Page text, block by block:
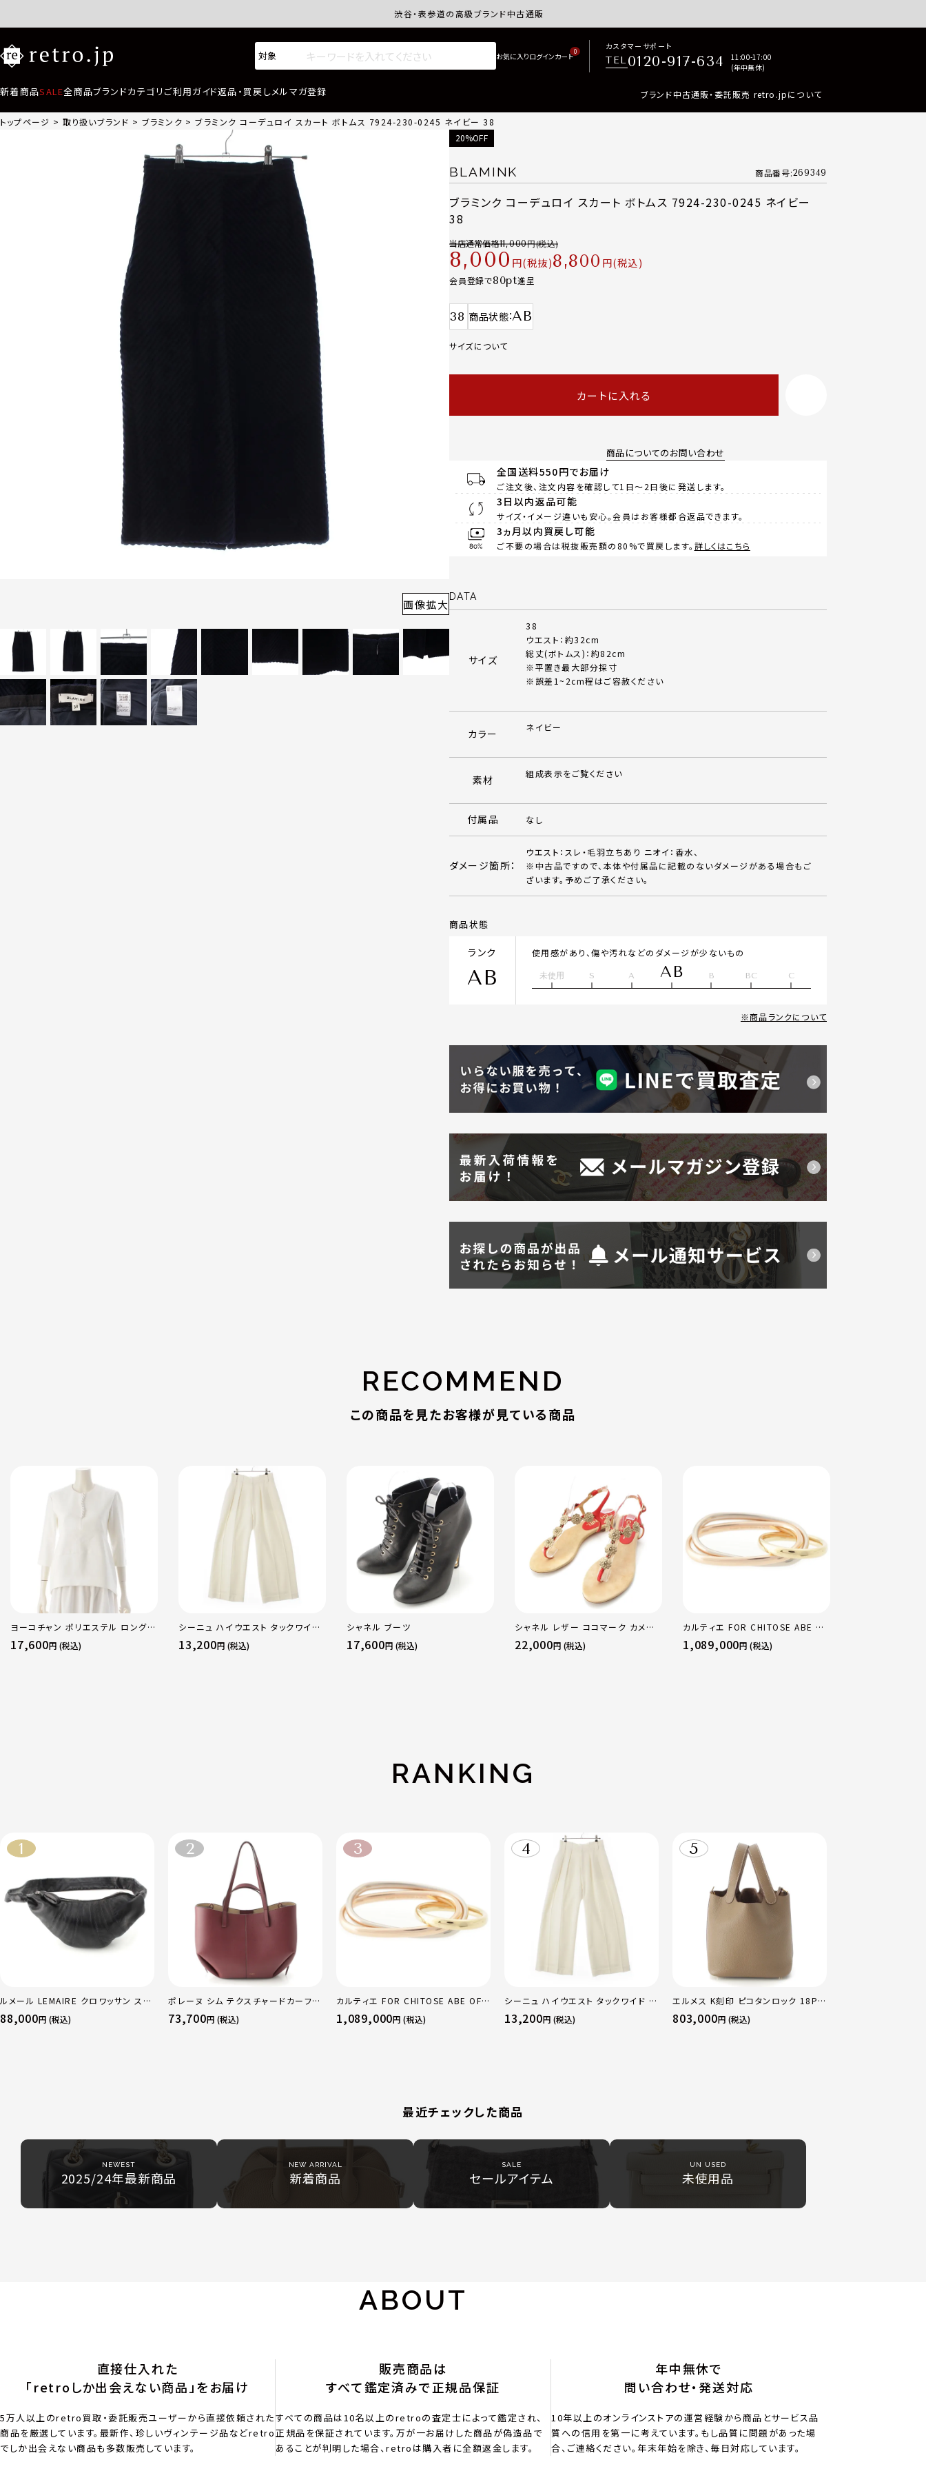
渋谷・表参道の高級ブランド中古通販サイトretro.jp商品はすべて正規品保証・返品可能（返品NG記載品を除く）
0
カスタマーサポート
TEL0120-917-634
11:00-17:00
(年中無休)
新着商品SALE全商品ブランドカテゴリ ご利用ガイド返品・買戻しメルマガ登録 ブランド中古通販・委託販売 retro.jpについて
トップページ 取り扱いブランド ブラミンク ブラミンク コーデュロイ スカート ボトムス 7924-230-0245 ネイビー 38
画像拡大
20%OFF
BLAMINK 商品番号 269349
ブラミンク コーデュロイ スカート ボトムス 7924-230-0245 ネイビー
38
当店通常価格11,000
8,000 税抜 8,800 税込
会員登録で80 進呈
38 商品状態 AB
サイズについて
カートに入れる
商品についてのお問い合わせ
全国送料550円でお届け
ご注文後、注文内容を確認して1日～2日後に発送します。
3日以内返品可能
サイズ・イメージ違いも安心。会員はお客様都合返品できます。
3ヵ月以内買戻し可能
ご不要の場合は税抜販売額の80%で買戻します。 詳しくはこちら
DATA
サイズ
38
ウエスト：約32cm
総丈(ボトムス)：約82cm
※平置き最大部分採寸
※誤差1~2cm程はご容赦ください
カラー ネイビー
素材 組成表示をご覧ください
付属品 なし
ダメージ箇所：
ウエスト：スレ・毛羽立ちあり ニオイ：香水、
※中古品ですので、本体や付属品に記載のないダメージがある場合もご
ざいます。予めご了承ください。
商品状態
ランク
AB
使用感があり、傷や汚れなどのダメージが少ないもの
未使用 S A AB B BC C
商品ランクについて
RECOMMEND
この商品を見たお客様が見ている商品
ヨーコチャン ポリエステル ロング
スリーブ パール ブラウス ブラウス
YCB-923-355 ホワイト 38
17,600円 (税込)
シーニュ ハイウエスト タックワイド
パンツ ボトムス オフホワイト 0
13,200円 (税込)
シャネル ブーツ
17,600円 (税込)
シャネル レザー ココマーク カメリ
ア スエード サンダル ベージュ レッ
ド 36C
22,000円 (税込)
カルティエ FOR CHITOSE ABE OF
sacai サカイ 750 YG×PG×WG
トリニティ リング 指輪 マルチカラー
1,089,000円 (税込)
RANKING
ルメール LEMAIRE クロワッサン スモ
ール ソフトナッパレザー クロス ボディ
バッグ BG0003 LL095 ブラック
88,000円 (税込)
ポレーヌ シム テクスチャードカーフレ
ザー トートバッグ ダークチェリー レギ
ュラー
73,700円 (税込)
カルティエ FOR CHITOSE ABE OF
sacai サカイ 750 YG×PG×WG ト
リニティ リング 指輪 マルチカラー 50
1,089,000円 (税込)
シーニュ ハイウエスト タックワイド パ
ンツ ボトムス オフホワイト 0
13,200円 (税込)
エルメス K刻印 ピコタンロック 18PM
トリヨン ハンドバッグ ゴールド金具 エ
トゥープ
803,000円 (税込)
最近チェックした商品
NEWEST
2025/24年最新商品
NEW ARRIVAL
新着商品
SALE
セールアイテム
UN USED
未使用品
ABOUT
直接仕入れた
「retroしか出会えない商品」をお届け
5万人以上のretro買取・委託販売ユーザーから直接依頼された
商品を厳選しています。最新作、珍しいヴィンテージ品などretro
でしか出会えない商品も多数販売しています。
販売商品は
すべて鑑定済みで正規品保証
すべての商品は10名以上のretroの査定士によって鑑定され、
正規品を保証されています。万が一お届けした商品が偽造品で
あることが判明した場合、retroは購入者に全額返金します。
年中無休で
問い合わせ・発送対応
10年以上のオンラインストアの運営経験から商品とサービス品
質への信用を第一に考えています。もし品質に問題があった場
合、ご連絡ください。年末年始を除き、毎日対応しています。